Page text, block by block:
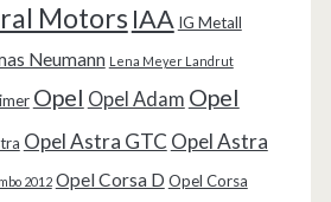
Motors IAA IG Metall
Neumann Lena Meyer Landrut
Opel Opel Adam Opel
Opel Astra GTC Opel Astra
2012 Opel Corsa D Opel Corsa